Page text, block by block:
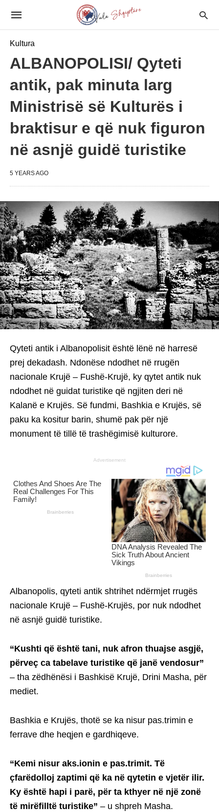
Kultura
ALBANOPOLISI/ Qyteti
antik, pak minuta larg
Ministrisë së Kulturës i
braktisur e që nuk figuron
në asnjë guidë turistike
5 YEARS AGO
Qyteti antik i Albanopolisit është lënë në harresë
prej dekadash. Ndonëse ndodhet në rrugën
nacionale Krujë – Fushë-Krujë, ky qytet antik nuk
ndodhet në guidat turistike që ngjiten deri në
Kalanë e Krujës. Së fundmi, Bashkia e Krujës, së
paku ka kositur barin, shumë pak për një
monument të tillë të trashëgimisë kulturore.
Advertisement
Albanopolis, qyteti antik shtrihet ndërmjet rrugës
nacionale Krujë – Fushë-Krujës, por nuk ndodhet
në asnjë guidë turistike.
“Kushti që është tani, nuk afron thuajse asgjë,
përveç ca tabelave turistike që janë vendosur”
– tha zëdhënësi i Bashkisë Krujë, Drini Masha, për
mediet.
Bashkia e Krujës, thotë se ka nisur pas.trimin e
ferrave dhe heqjen e gardhiqeve.
“Kemi nisur aks.ionin e pas.trimit. Të
çfarëdolloj zaptimi që ka në qytetin e vjetër ilir.
Ky është hapi i parë, për ta kthyer në një zonë
të mirëfilltë turistike” – u shpreh Masha.